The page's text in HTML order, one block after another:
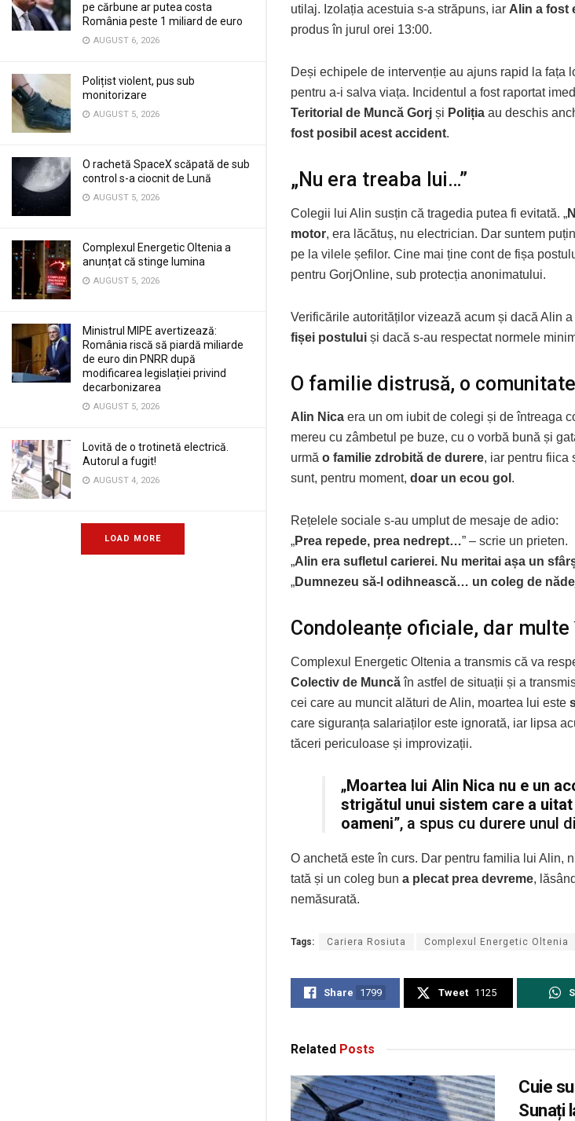
pe cărbune ar putea costa
România peste 1 miliard de euro
AUGUST 6, 2026
Polițist violent, pus sub
monitorizare
AUGUST 5, 2026
O rachetă SpaceX scăpată de sub
control s-a ciocnit de Lună
AUGUST 5, 2026
Complexul Energetic Oltenia a
anunțat că stinge lumina
AUGUST 5, 2026
Ministrul MIPE avertizează:
România riscă să piardă miliarde
de euro din PNRR după
modificarea legislației privind
decarbonizarea
AUGUST 5, 2026
Lovită de o trotinetă electrică.
Autorul a fugit!
AUGUST 4, 2026
LOAD MORE
utilaj. Izolația acestuia s-a străpuns, iar Alin a fost
produs în jurul orei 13:00.
Deși echipele de intervenție au ajuns rapid la fața
pentru a-i salva viața. Incidentul a fost raportat
Teritorial de Muncă Gorj și Poliția au deschis
fost posibil acest accident.
„Nu era treaba lui…”
Colegii lui Alin susțin că tragedia putea fi evitată. „
motor, era lăcătuș, nu electrician. Dar suntem
pe la vilele șefilor. Cine mai ține cont de fișa
pentru GorjOnline, sub protecția anonimatului.
Verificările autorităților vizează acum și dacă Alin
fișei postului și dacă s-au respectat normele
O familie distrusă, o
Alin Nica era un om iubit de colegi și de întreaga
mereu cu zâmbetul pe buze, cu o vorbă bună și
urmă o familie zdrobită de durere, iar pentru fiica
sunt, pentru moment, doar un ecou gol .
Rețelele sociale s-au umplut de mesaje de adio:
„Prea repede, prea nedrept…” – scrie un prieten.
„Alin era sufletul carierei. Nu meritai așa un
„Dumnezeu să-l odihnească… un coleg de
Condoleanțe oficiale, dar
Complexul Energetic Oltenia a transmis că va
Colectiv de Muncăîn astfel de situații și a
cei care au muncit alături de Alin, moartea lui este
care siguranța salariaților este ignorată, iar lipsa
tăceri periculoase și improvizații.
„Moartea lui Alin Nica nu e un
strigătul unui sistem care a
oameni”, a spus cu durere unul
O anchetă este în curs. Dar pentru familia lui Alin,
tată și un coleg bun a plecat prea devreme,
nemăsurată.
Tags: Cariera Rosiuta Complexul Energetic Oltenia
Share 1799 Tweet 1125
Related Posts
Cuie
Sunați